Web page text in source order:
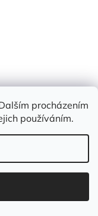
procházením
používáním.
28cm